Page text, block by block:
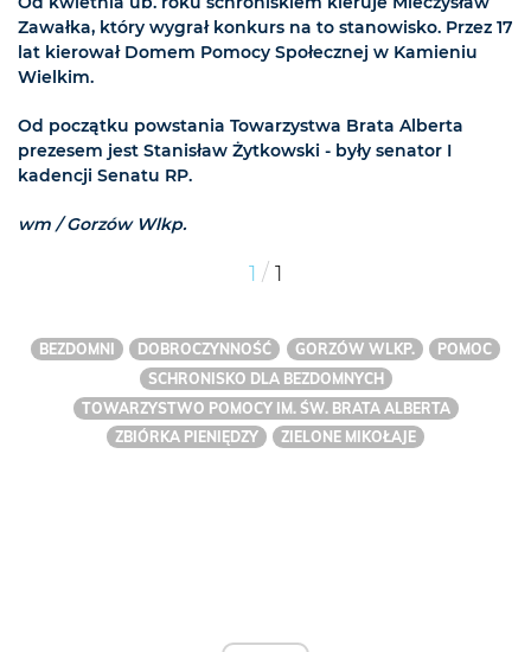
Zawałka, który wygrał konkurs na to stanowisko. Przez 17
lat kierował Domem Pomocy Społecznej w Kamieniu
Wielkim.
Od początku powstania Towarzystwa Brata Alberta
prezesem jest Stanisław Żytkowski - były senator I
kadencji Senatu RP.
wm / Gorzów Wlkp.
1 / 1
BEZDOMNI DOBROCZYNNOŚĆ GORZÓW WLKP.
POMOC
SCHRONISKO DLA BEZDOMNYCH
TOWARZYSTWO POMOCY IM. ŚW. BRATA ALBERTA
ZBIÓRKA PIENIĘDZY
ZIELONE MIKOŁAJE